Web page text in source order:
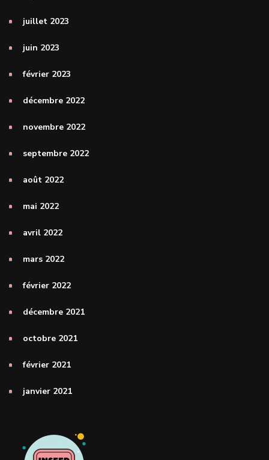
juillet 2023
juin 2023
février 2023
décembre 2022
novembre 2022
septembre 2022
août 2022
mai 2022
avril 2022
mars 2022
février 2022
décembre 2021
octobre 2021
février 2021
janvier 2021